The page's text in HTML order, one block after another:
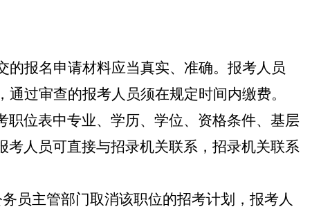
报名申请材料应当真实、准确。报考人员
过审查的报考人员须在规定时间内缴费。
位表中专业、学历、学位、资格条件、基层
人员可直接与招录机关联系，招录机关联系
员主管部门取消该职位的招考计划，报考人